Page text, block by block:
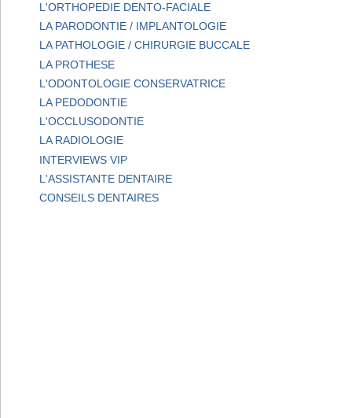
L'ORTHOPEDIE DENTO-FACIALE
LA PARODONTIE / IMPLANTOLOGIE
LA PATHOLOGIE / CHIRURGIE BUCCALE
LA PROTHESE
L'ODONTOLOGIE CONSERVATRICE
LA PEDODONTIE
L'OCCLUSODONTIE
LA RADIOLOGIE
INTERVIEWS VIP
L'ASSISTANTE DENTAIRE
CONSEILS DENTAIRES